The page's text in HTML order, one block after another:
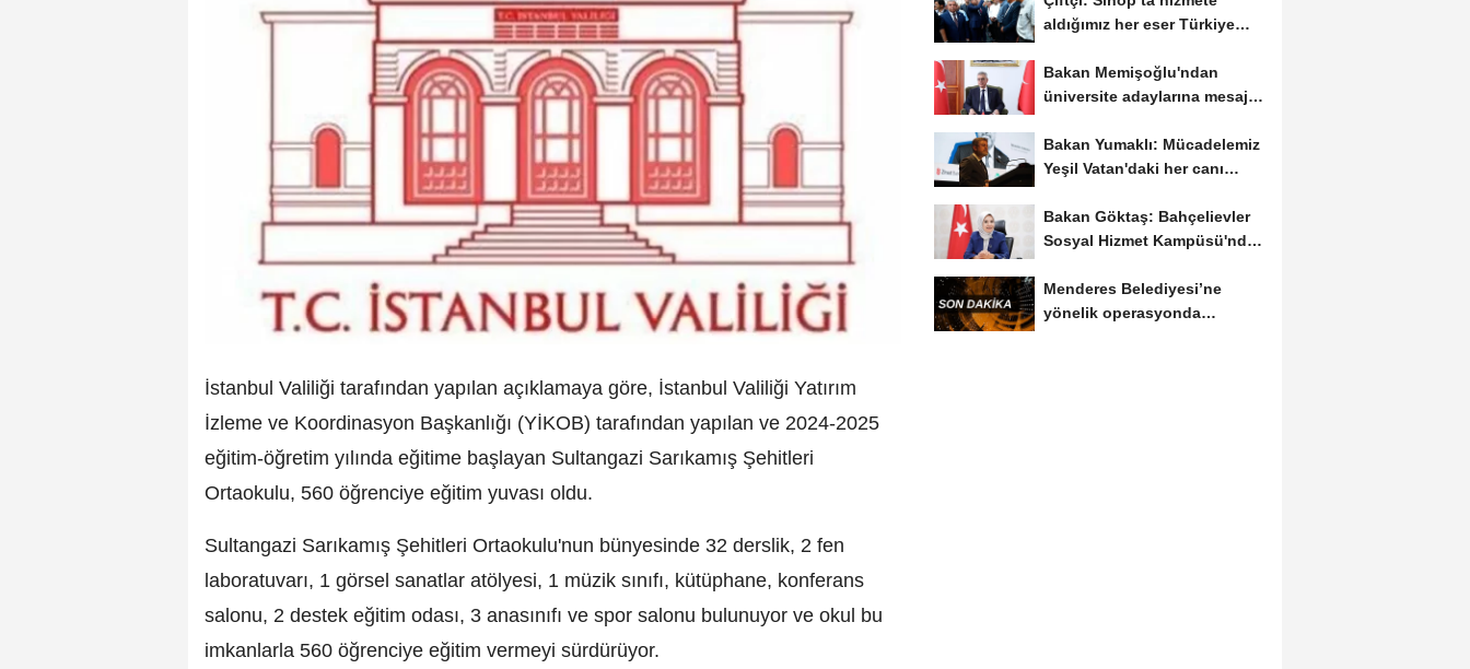
İstanbul Valiliği tarafından yapılan açıklamaya göre, İstanbul Valiliği Yatırım
İzleme ve Koordinasyon Başkanlığı (YİKOB) tarafından yapılan ve 2024-2025
eğitim-öğretim yılında eğitime başlayan Sultangazi Sarıkamış Şehitleri
Ortaokulu, 560 öğrenciye eğitim yuvası oldu.
Sultangazi Sarıkamış Şehitleri Ortaokulu'nun bünyesinde 32 derslik, 2 fen
laboratuvarı, 1 görsel sanatlar atölyesi, 1 müzik sınıfı, kütüphane, konferans
salonu, 2 destek eğitim odası, 3 anasınıfı ve spor salonu bulunuyor ve okul bu
imkanlarla 560 öğrenciye eğitim vermeyi sürdürüyor.
aldığımız her eser Türkiye
Bakan Memişoğlu'ndan
üniversite adaylarına mesaj:
Bakan Yumaklı: Mücadelemiz
Yeşil Vatan'daki her canı
Bakan Göktaş: Bahçelievler
Sosyal Hizmet Kampüsü'nde
Menderes Belediyesi’ne
yönelik operasyonda